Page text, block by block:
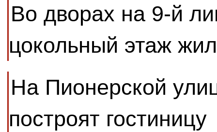
Во дворах на 9-й
цокольный этаж
На Пионерской
построят гостиницу